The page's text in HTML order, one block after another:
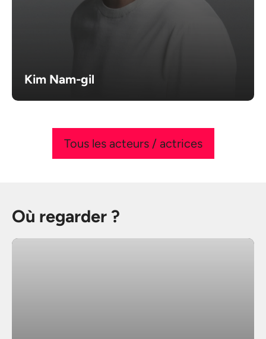
Kim Nam-gil
Tous les acteurs / actrices
Où regarder ?